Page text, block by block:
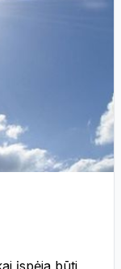
įspėja būti